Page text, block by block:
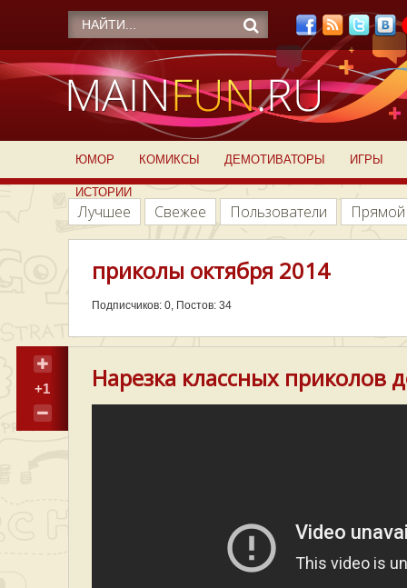
ЮМОР КОМИКСЫ ДЕМОТИВАТОРЫ ИГРЫ
ИСТОРИИ
Лучшее Свежее Пользователи
приколы октября 2014
Подписчиков: 0, Постов: 34
+1 Нарезка классных приколов